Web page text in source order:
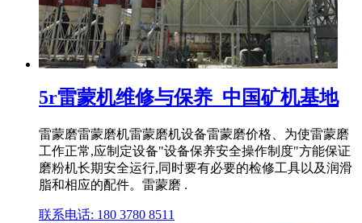
5r雷蒙机维修与保养_中国矿机基地
雷蒙磨雷蒙磨机雷蒙磨机设备雷蒙磨价格、为使雷蒙磨
工作正常,应制定设备"设备保养安全操作制度"方能保证
磨粉机长期安全运行,同时要有必要的检修工具以及润滑
脂和相应的配件。雷蒙磨 .
联系电话: 180 3780 8511